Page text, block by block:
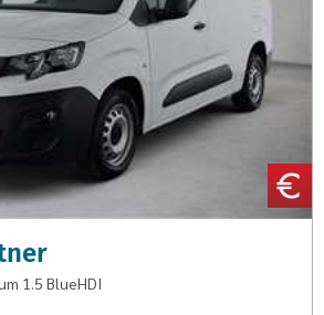
1.5 BlueHDI